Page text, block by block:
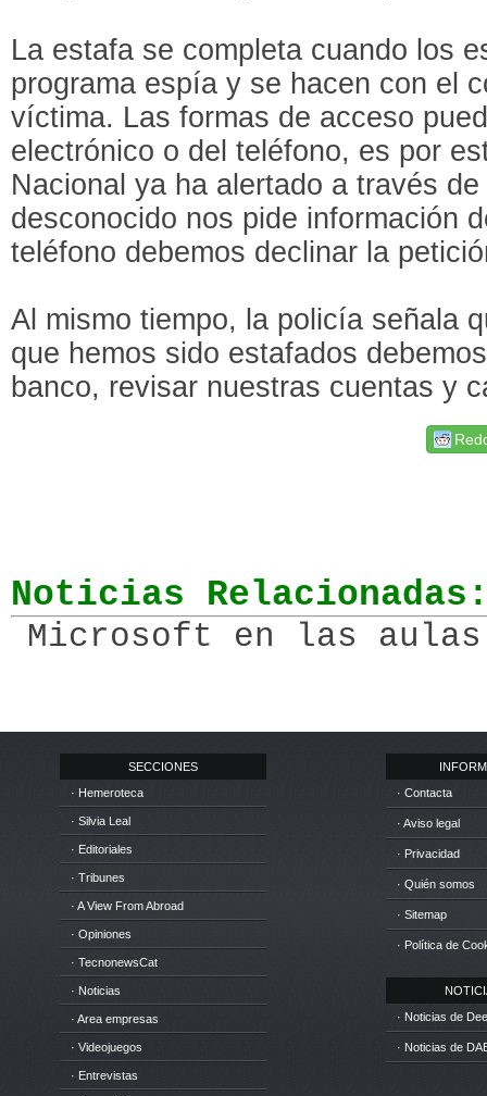
La estafa se completa cuando los
programa espía y se hacen con el
víctima. Las formas de acceso
electrónico o del teléfono, es por
Nacional ya ha alertado a través
desconocido nos pide información
teléfono debemos declinar la
Al mismo tiempo, la policía señala
que hemos sido estafados
banco, revisar nuestras cuentas y
Noticias
Microsoft en las aulas
SECCIONES
· Hemeroteca
· Silvia Leal
· Editoriales
· Tribunes
· A View From Abroad
· Opiniones
· TecnonewsCat
· Noticias
· Area empresas
· Videojuegos
· Entrevistas
· Contacta
· Aviso legal
· Privacidad
· Quién somos
· Sitemap
· Política de
· Noticias de
· Noticias de